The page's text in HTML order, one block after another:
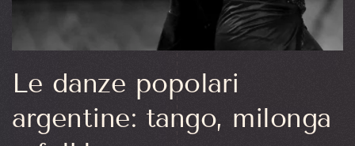
Le danze popolari
argentine: tango, milonga